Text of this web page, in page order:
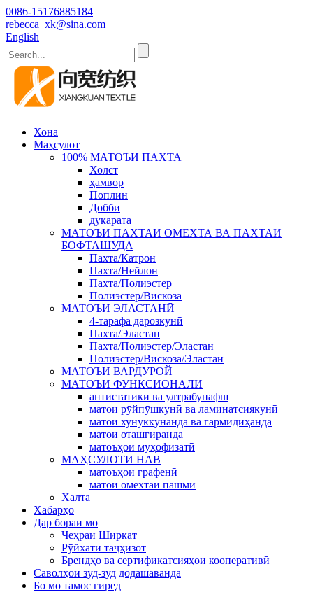
0086-15176885184
rebecca_xk@sina.com
English
Хона
Маҳсулот
100% МАТОЪИ ПАХТА
Холст
ҳамвор
Поплин
Добби
дукарата
МАТОЪИ ПАХТАИ ОМЕХТА ВА ПАХТАИ
БОФТАШУДА
Пахта/Катрон
Пахта/Нейлон
Пахта/Полиэстер
Полиэстер/Вискоза
МАТОЪИ ЭЛАСТАНӢ
4-тарафа дарозкунӣ
Пахта/Эластан
Пахта/Полиэстер/Эластан
Полиэстер/Вискоза/Эластан
МАТОЪИ ВАРДУРОЙ
МАТОЪИ ФУНКСИОНАЛӢ
антистатикӣ ва ултрабунафш
матои рӯйпӯшкунӣ ва ламинатсиякунӣ
матои хунуккунанда ва гармидиҳанда
матои оташгиранда
матоъҳои муҳофизатӣ
МАҲСУЛОТИ НАВ
матоъҳои графенӣ
матои омехтаи пашмӣ
Халта
Хабарҳо
Дар бораи мо
Чеҳраи Ширкат
Рӯйхати таҷҳизот
Брендҳо ва сертификатсияҳои кооперативӣ
Саволҳои зуд-зуд додашаванда
Бо мо тамос гиред